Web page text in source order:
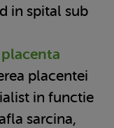
in spital sub
placentei
in functie
sarcina,